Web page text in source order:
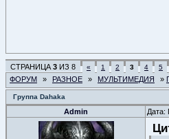
СТРАНИЦА 3 ИЗ 8 « 1 2 3 4 5
ФОРУМ » РАЗНОЕ » МУЛЬТИМЕДИЯ »
Группа Dahaka
Admin Дата: